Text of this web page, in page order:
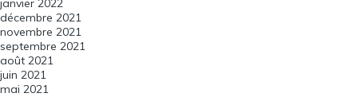
janvier 2022
décembre 2021
novembre 2021
septembre 2021
août 2021
juin 2021
mai 2021